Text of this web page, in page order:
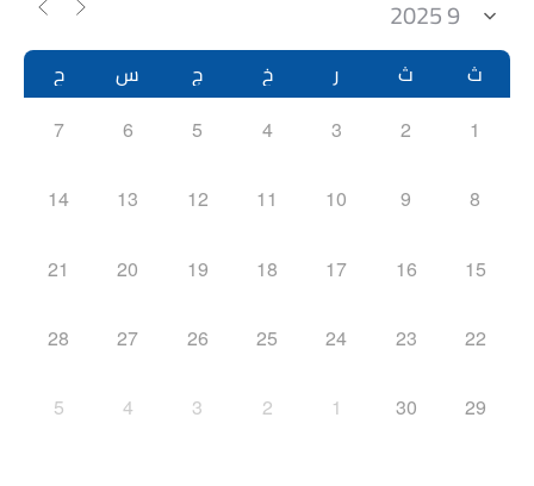
ث ث ر خ ج س ح
1
2
3
4
5
6
7
8
9
10
11
12
13
14
15
16
17
18
19
20
21
22
23
24
25
26
27
28
29
30
1
2
3
4
5